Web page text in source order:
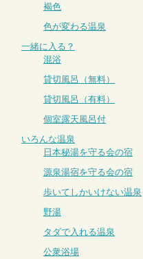
褐色
色が変わる温泉
一緒に入る？
混浴
貸切風呂（無料）
貸切風呂（有料）
個室露天風呂付
いろんな温泉
日本秘湯を守る会の宿
源泉湯宿を守る会の宿
歩いてしかいけない温泉
野湯
タダで入れる温泉
公衆浴場